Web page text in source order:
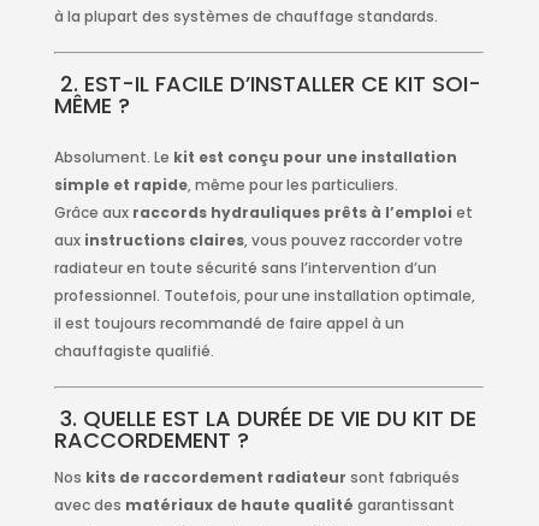
à la plupart des systèmes de chauffage standards.
2. EST-IL FACILE D’INSTALLER CE KIT SOI-
MÊME ?
Absolument. Le kit est conçu pour une installation
simple et rapide, même pour les particuliers.
Grâce aux raccords hydrauliques prêts à l’emploi et
aux instructions claires, vous pouvez raccorder votre
radiateur en toute sécurité sans l’intervention d’un
professionnel. Toutefois, pour une installation optimale,
il est toujours recommandé de faire appel à un
chauffagiste qualifié.
3. QUELLE EST LA DURÉE DE VIE DU KIT DE
RACCORDEMENT ?
Nos kits de raccordement radiateur sont fabriqués
avec des matériaux de haute qualité garantissant